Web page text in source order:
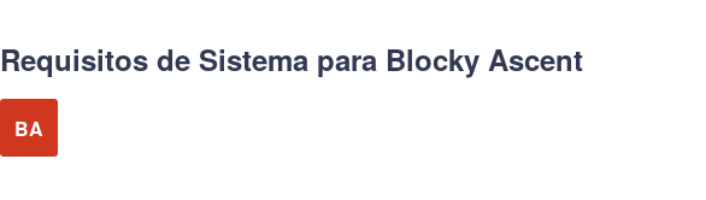
Requisitos de Sistema para Blocky Ascent
BA